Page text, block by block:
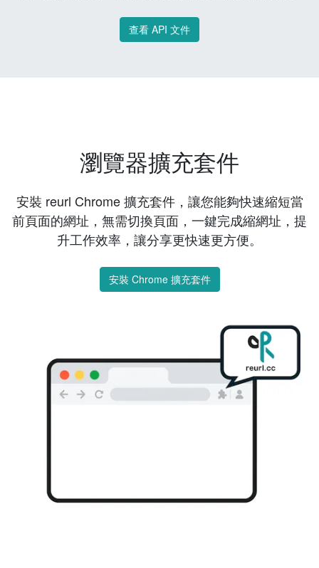
查看 API 文件
瀏覽器擴充套件
安裝 reurl Chrome 擴充套件，讓您能夠快速縮短當
前頁面的網址，無需切換頁面，一鍵完成縮網址，提
升工作效率，讓分享更快速更方便。
安裝 Chrome 擴充套件